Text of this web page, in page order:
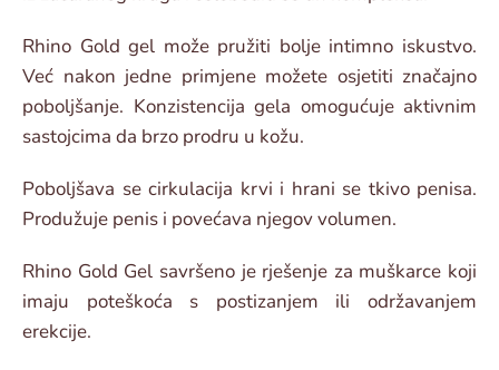
Rhino Gold gel može pružiti bolje intimno iskustvo.
Već nakon jedne primjene možete osjetiti značajno
poboljšanje. Konzistencija gela omogućuje aktivnim
sastojcima da brzo prodru u kožu.
Poboljšava se cirkulacija krvi i hrani se tkivo penisa.
Produžuje penis i povećava njegov volumen.
Rhino Gold Gel savršeno je rješenje za muškarce koji
imaju poteškoća s postizanjem ili održavanjem
erekcije.